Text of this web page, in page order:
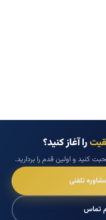
را آغاز کنید؟
کنید و اولین قدم را بردارید.
تلفنی
تماس